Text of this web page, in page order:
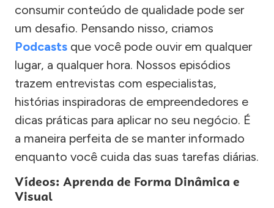
consumir conteúdo de qualidade pode ser
um desafio. Pensando nisso, criamos
Podcasts que você pode ouvir em qualquer
lugar, a qualquer hora. Nossos episódios
trazem entrevistas com especialistas,
histórias inspiradoras de empreendedores e
dicas práticas para aplicar no seu negócio. É
a maneira perfeita de se manter informado
enquanto você cuida das suas tarefas diárias.
Vídeos: Aprenda de Forma Dinâmica e
Visual